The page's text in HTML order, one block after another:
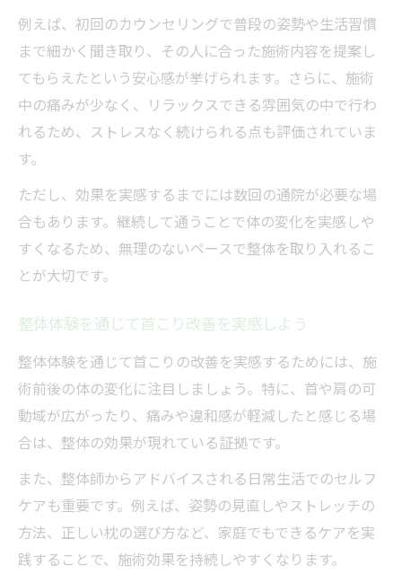
例えば、初回のカウンセリングで普段の姿勢や生活習慣
まで細かく聞き取り、その人に合った施術内容を提案し
てもらえたという安心感が挙げられます。さらに、施術
中の痛みが少なく、リラックスできる雰囲気の中で行わ
れるため、ストレスなく続けられる点も評価されていま
す。
ただし、効果を実感するまでには数回の通院が必要な場
合もあります。継続して通うことで体の変化を実感しや
すくなるため、無理のないペースで整体を取り入れるこ
とが大切です。
整体体験を通じて首こり改善を実感しよう
整体体験を通じて首こりの改善を実感するためには、施
術前後の体の変化に注目しましょう。特に、首や肩の可
動域が広がったり、痛みや違和感が軽減したと感じる場
合は、整体の効果が現れている証拠です。
また、整体師からアドバイスされる日常生活でのセルフ
ケアも重要です。例えば、姿勢の見直しやストレッチの
方法、正しい枕の選び方など、家庭でもできるケアを実
践することで、施術効果を持続しやすくなります。